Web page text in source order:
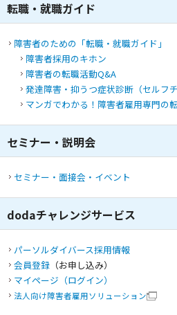
転職・就職ガイド
障害者のための「転職・就職ガイド」
障害者採用のキホン
障害者の転職活動Q&A
発達障害・抑うつ症状診断（セルフチ
マンガでわかる！障害者雇用専門の
セミナー・説明会
セミナー・面接会・イベント
dodaチャレンジサービス
パーソルダイバース採用情報
会員登録 （お申し込み）
マイページ（ログイン）
法人向け障害者雇用ソリューション